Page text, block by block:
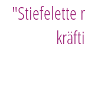
"Stiefelette